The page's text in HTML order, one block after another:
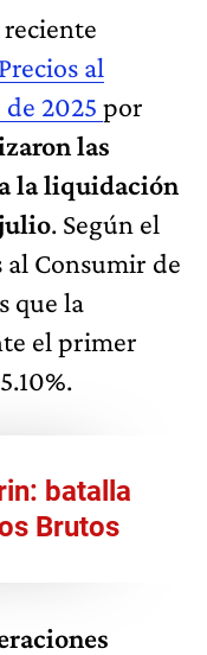
al
2025 por
las
la liquidación
. Según el
al Consumir de
que la
el primer
batalla
Brutos